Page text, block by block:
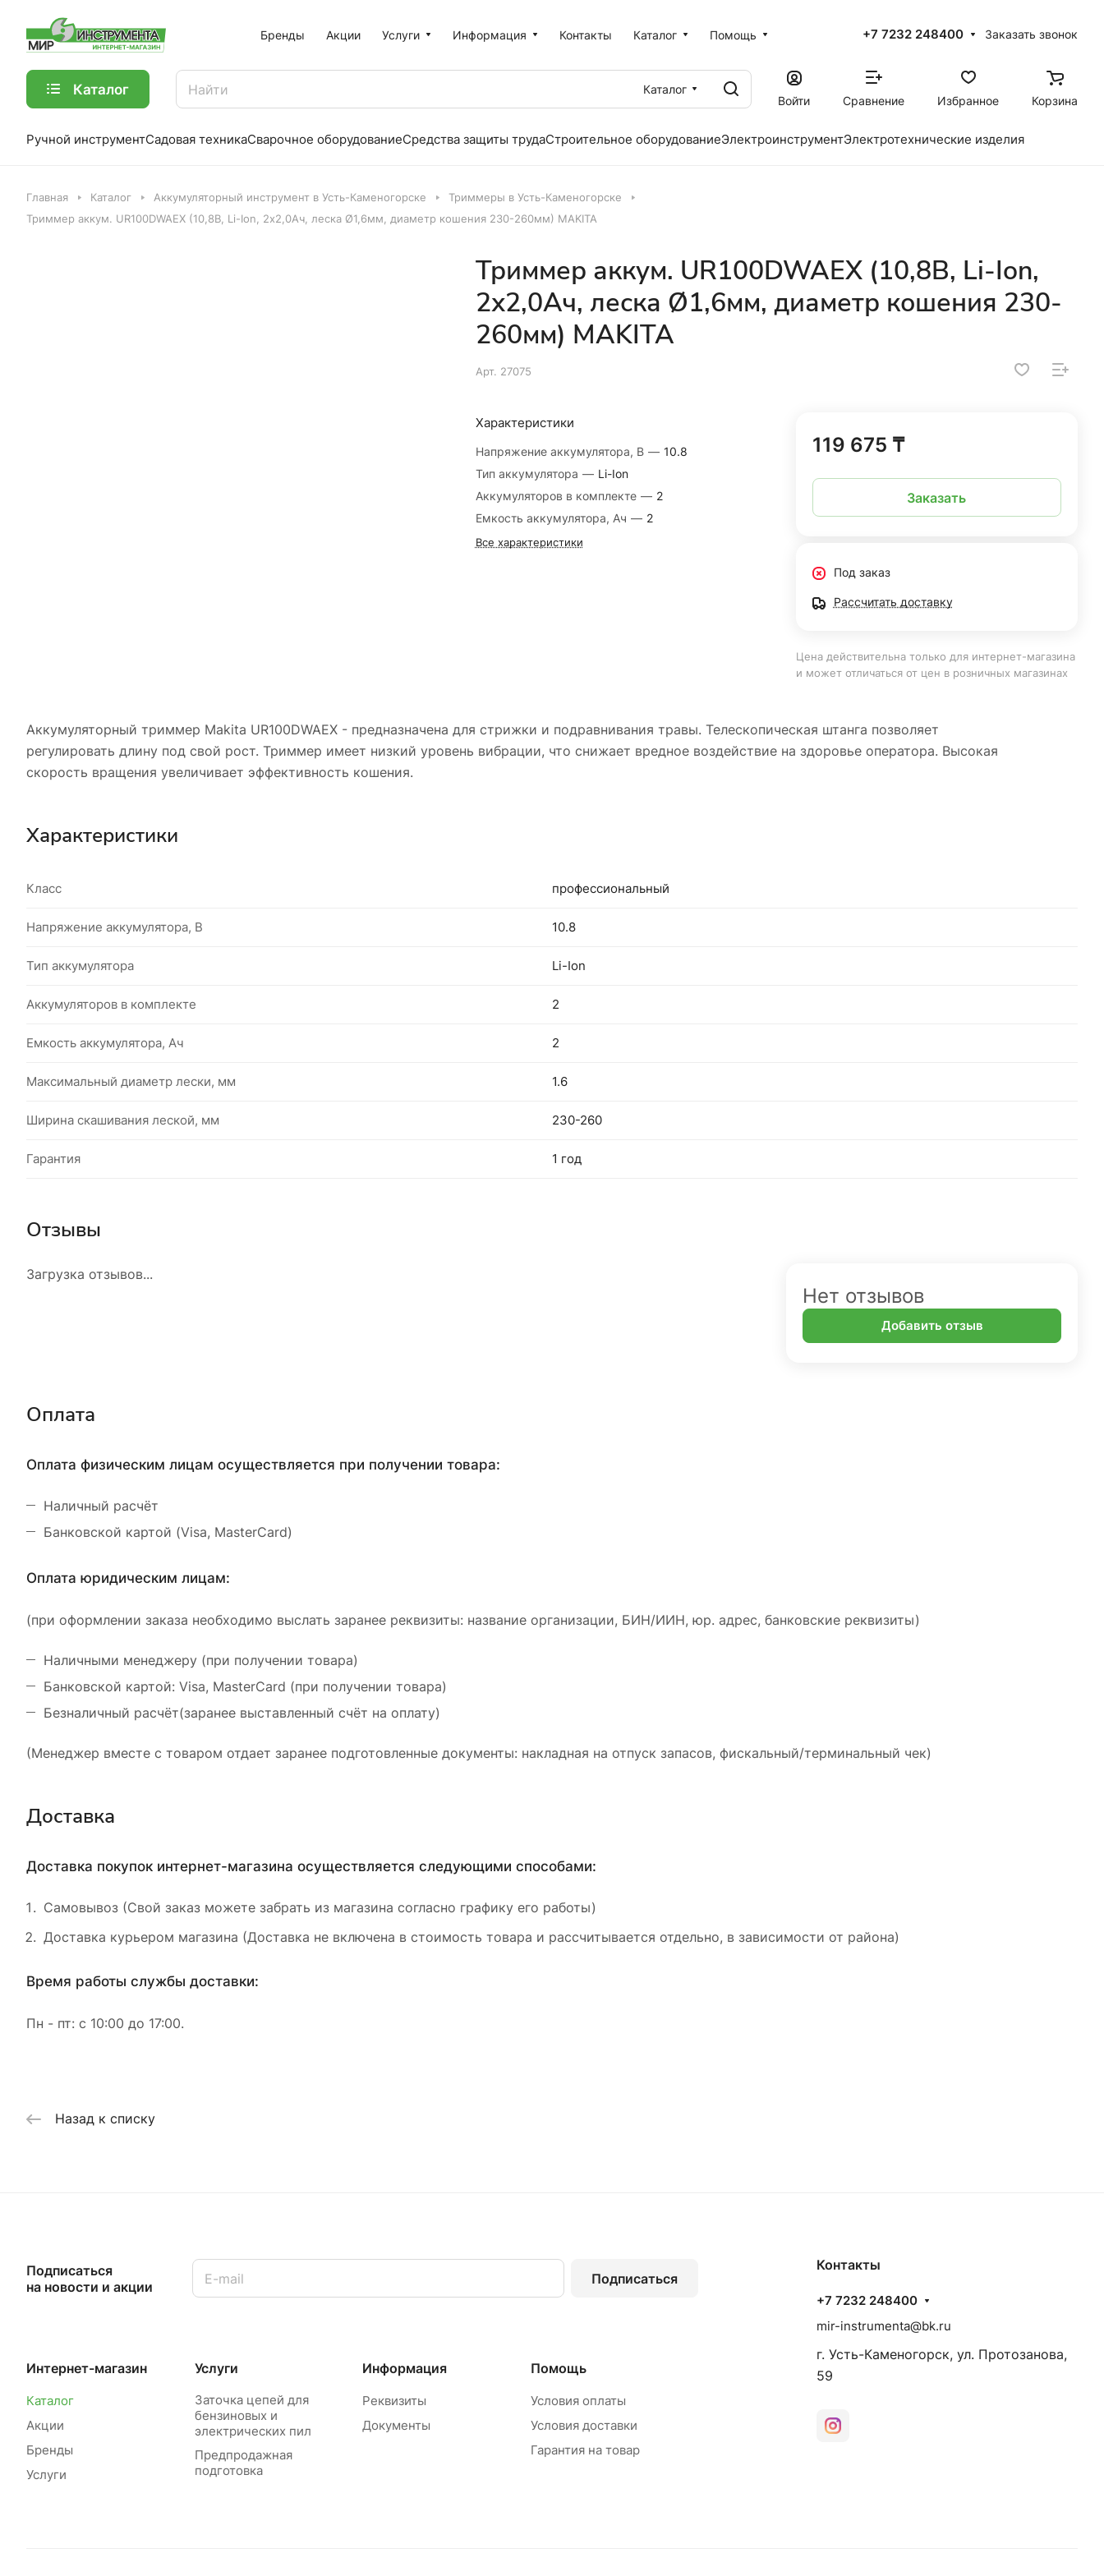
Бренды Акции Услуги Информация Контакты Каталог Помощь +7 7232 248400 Заказать звонок
Каталог
Каталог
Войти
Сравнение Избранное Корзина
Ручной инструментСадовая техникаСварочное оборудованиеСредства защиты трудаСтроительное оборудованиеЭлектроинструментЭлектротехнические изделия
Главная Каталог Аккумуляторный инструмент в Усть-Каменогорске
Триммеры в Усть-Каменогорске
Триммер аккум. UR100DWAEX (10,8В, Li-Ion, 2х2,0Ач, леска Ø1,6мм, диаметр кошения 230-260мм) MAKITA
Триммер аккум. UR100DWAEX (10,8В, Li-Ion,
2х2,0Ач, леска Ø1,6мм, диаметр кошения 230-
260мм) MAKITA
Арт. 27075
Характеристики
Напряжение аккумулятора, В — 10.8
Тип аккумулятора — Li-Ion
Аккумуляторов в комплекте — 2
Емкость аккумулятора, Ач — 2
Все характеристики
119 675 ₸
Заказать
Под заказ
Рассчитать доставку
Цена действительна только для интернет-магазина
и может отличаться от цен в розничных магазинах
Аккумуляторный триммер Makita UR100DWAEX - предназначена для стрижки и подравнивания травы. Телескопическая штанга позволяет
регулировать длину под свой рост. Триммер имеет низкий уровень вибрации, что снижает вредное воздействие на здоровье оператора. Высокая
скорость вращения увеличивает эффективность кошения.
Характеристики
Класс профессиональный
Напряжение аккумулятора, В 10.8
Тип аккумулятора Li-Ion
Аккумуляторов в комплекте 2
Емкость аккумулятора, Ач 2
Максимальный диаметр лески, мм 1.6
Ширина скашивания леской, мм 230-260
Гарантия 1 год
Отзывы
Загрузка отзывов...
Нет отзывов
Добавить отзыв
Оплата
Оплата физическим лицам осуществляется при получении товара:
Наличный расчёт
Банковской картой (Visa, MasterCard)
Оплата юридическим лицам:
(при оформлении заказа необходимо выслать заранее реквизиты: название организации, БИН/ИИН, юр. адрес, банковские реквизиты)
Наличными менеджеру (при получении товара)
Банковской картой: Visa, MasterCard (при получении товара)
Безналичный расчёт(заранее выставленный счёт на оплату)
(Менеджер вместе с товаром отдает заранее подготовленные документы: накладная на отпуск запасов, фискальный/терминальный чек)
Доставка
Доставка покупок интернет-магазина осуществляется следующими способами:
Самовывоз (Свой заказ можете забрать из магазина согласно графику его работы)
Доставка курьером магазина (Доставка не включена в стоимость товара и рассчитывается отдельно, в зависимости от района)
Время работы службы доставки:
Пн - пт: с 10:00 до 17:00.
Назад к списку
Подписаться
на новости и акции
Подписаться
Интернет-магазин
Каталог
Акции
Бренды
Услуги
Услуги
Заточка цепей для
бензиновых и
электрических пил
Предпродажная
подготовка
Информация
Реквизиты
Документы
Помощь
Условия оплаты
Условия доставки
Гарантия на товар
Контакты
+7 7232 248400
mir-instrumenta@bk.ru
г. Усть-Каменогорск, ул. Протозанова,
59